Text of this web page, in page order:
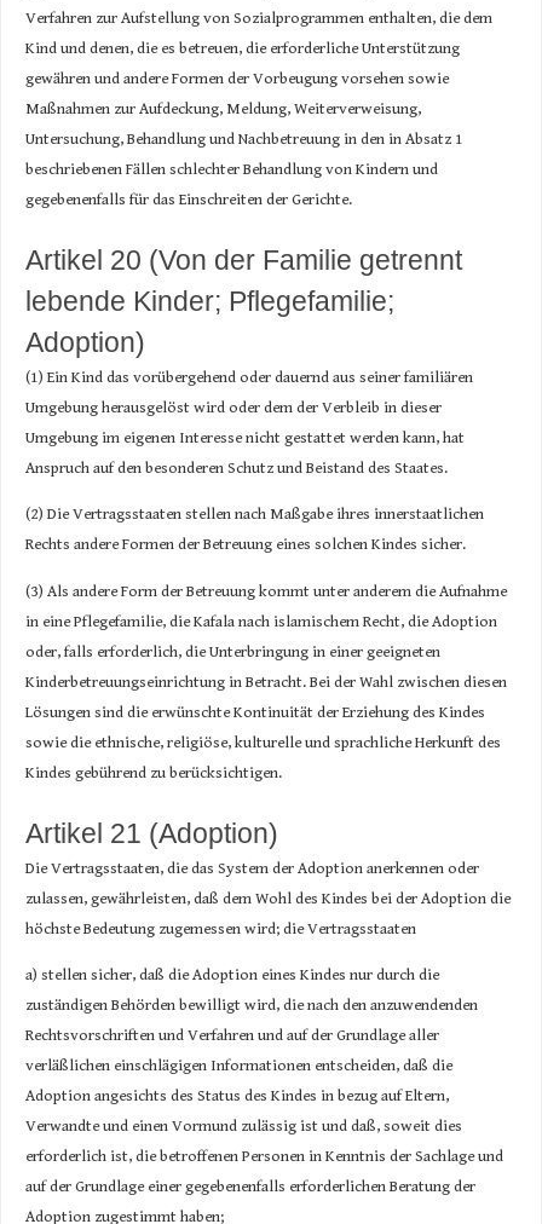
Verfahren zur Aufstellung von Sozialprogrammen enthalten, die dem
Kind und denen, die es betreuen, die erforderliche Unterstützung
gewähren und andere Formen der Vorbeugung vorsehen sowie
Maßnahmen zur Aufdeckung, Meldung, Weiterverweisung,
Untersuchung, Behandlung und Nachbetreuung in den in Absatz 1
beschriebenen Fällen schlechter Behandlung von Kindern und
gegebenenfalls für das Einschreiten der Gerichte.
Artikel 20 (Von der Familie getrennt
lebende Kinder; Pflegefamilie;
Adoption)
(1) Ein Kind das vorübergehend oder dauernd aus seiner familiären
Umgebung herausgelöst wird oder dem der Verbleib in dieser
Umgebung im eigenen Interesse nicht gestattet werden kann, hat
Anspruch auf den besonderen Schutz und Beistand des Staates.
(2) Die Vertragsstaaten stellen nach Maßgabe ihres innerstaatlichen
Rechts andere Formen der Betreuung eines solchen Kindes sicher.
(3) Als andere Form der Betreuung kommt unter anderem die Aufnahme
in eine Pflegefamilie, die Kafala nach islamischem Recht, die Adoption
oder, falls erforderlich, die Unterbringung in einer geeigneten
Kinderbetreuungseinrichtung in Betracht. Bei der Wahl zwischen diesen
Lösungen sind die erwünschte Kontinuität der Erziehung des Kindes
sowie die ethnische, religiöse, kulturelle und sprachliche Herkunft des
Kindes gebührend zu berücksichtigen.
Artikel 21 (Adoption)
Die Vertragsstaaten, die das System der Adoption anerkennen oder
zulassen, gewährleisten, daß dem Wohl des Kindes bei der Adoption die
höchste Bedeutung zugemessen wird; die Vertragsstaaten
a) stellen sicher, daß die Adoption eines Kindes nur durch die
zuständigen Behörden bewilligt wird, die nach den anzuwendenden
Rechtsvorschriften und Verfahren und auf der Grundlage aller
verläßlichen einschlägigen Informationen entscheiden, daß die
Adoption angesichts des Status des Kindes in bezug auf Eltern,
Verwandte und einen Vormund zulässig ist und daß, soweit dies
erforderlich ist, die betroffenen Personen in Kenntnis der Sachlage und
auf der Grundlage einer gegebenenfalls erforderlichen Beratung der
Adoption zugestimmt haben;